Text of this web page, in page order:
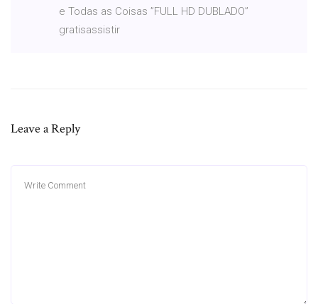
e Todas as Coisas ”FULL HD DUBLADO”
gratisassistir
Leave a Reply